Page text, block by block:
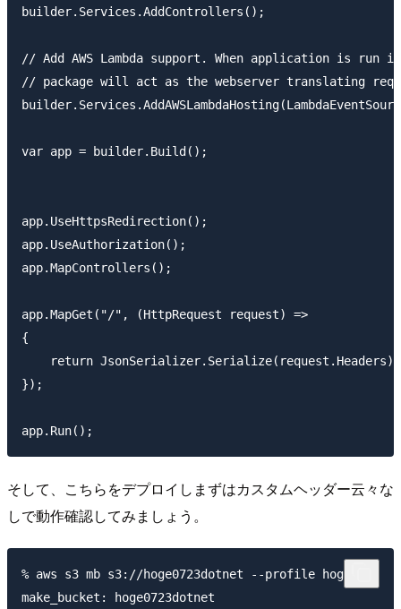
builder.Services.AddControllers();
// Add AWS Lambda support. When application is run
// package will act as the webserver translating
var app = builder.Build();
app.UseHttpsRedirection();
app.UseAuthorization();
app.MapControllers();
app.MapGet("/", (HttpRequest request) =>
{
    return JsonSerializer.Serialize(request.Headers);
});
そして、こちらをデプロイしまずはカスタムヘッダー云々な
しで動作確認してみましょう。
% aws s3 mb s3://hoge0723dotnet --profile hoge
make_bucket: hoge0723dotnet